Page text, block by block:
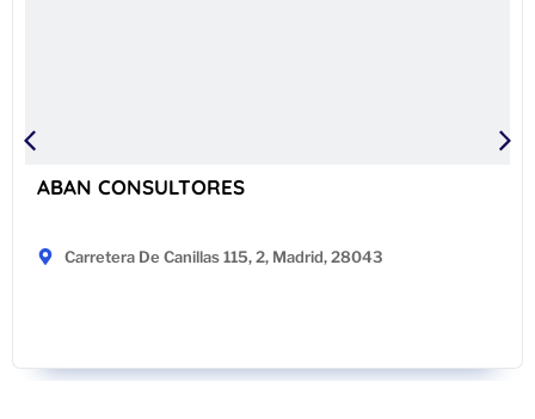
ABAN CONSULTORES
Carretera De Canillas 115, 2, Madrid, 28043